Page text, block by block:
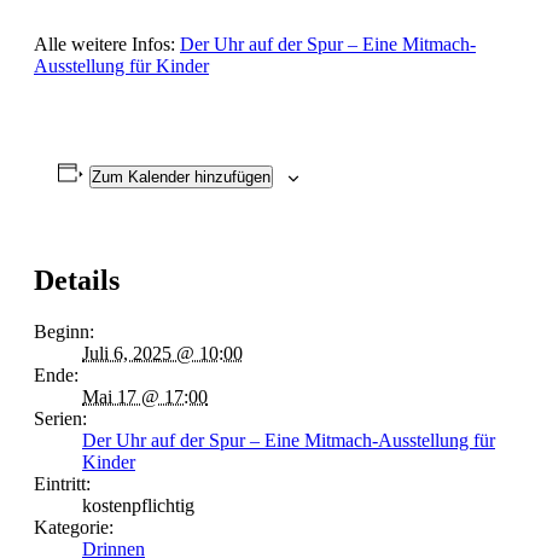
Alle weitere Infos: Der Uhr auf der Spur – Eine Mitmach-
Ausstellung für Kinder
Zum Kalender hinzufügen
Details
Beginn:
Juli 6, 2025 @ 10:00
Ende:
Mai 17 @ 17:00
Serien:
Der Uhr auf der Spur – Eine Mitmach-Ausstellung für
Kinder
Eintritt:
kostenpflichtig
Kategorie:
Drinnen